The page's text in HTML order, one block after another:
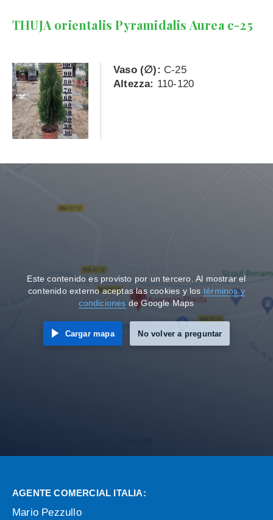
THUJA orientalis Pyramidalis Aurea c-25
Vaso (∅): C-25
Altezza: 110-120
Este contenido es provisto por un tercero. Al mostrar el
contenido externo aceptas las cookies y los términos y
condiciones de Google Maps
Cargar mapa No volver a preguntar
AGENTE COMERCIAL ITALIA:
Mario Pezzullo